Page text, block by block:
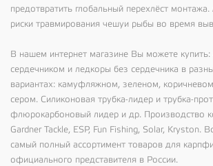
предотвратить глобальный перехлёст
риски травмирования чешуи рыбы во время
В нашем интернет магазине Вы можете купить:
сердечником и ледкоры без сердечника в
вариантах: камуфляжном, зеленом,
сером. Силиконовая трубка-лидер и трубка-
флюрокарбоновый лидер и др. Производство
Gardner Tackle, ESP, Fun Fishing, Solar, Kryston.
самый полный ассортимент товаров для
официального представителя в России.